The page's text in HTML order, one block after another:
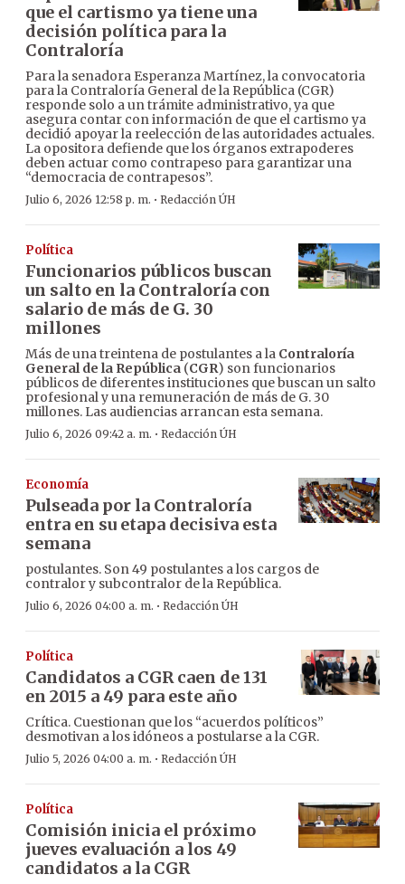
que el cartismo ya tiene una
decisión política para la
Contraloría
Para la senadora Esperanza Martínez, la convocatoria
para la Contraloría General de la República (CGR)
responde solo a un trámite administrativo, ya que
asegura contar con información de que el cartismo ya
decidió apoyar la reelección de las autoridades actuales.
La opositora defiende que los órganos extrapoderes
deben actuar como contrapeso para garantizar una
“democracia de contrapesos”.
Julio 6, 2026 12:58 p. m. · Redacción ÚH
Política
Funcionarios públicos buscan
un salto en la Contraloría con
salario de más de G. 30
millones
Más de una treintena de postulantes a la Contraloría
General de la República (CGR) son funcionarios
públicos de diferentes instituciones que buscan un salto
profesional y una remuneración de más de G. 30
millones. Las audiencias arrancan esta semana.
Julio 6, 2026 09:42 a. m. · Redacción ÚH
Economía
Pulseada por la Contraloría
entra en su etapa decisiva esta
semana
postulantes. Son 49 postulantes a los cargos de
contralor y subcontralor de la República.
Julio 6, 2026 04:00 a. m. · Redacción ÚH
Política
Candidatos a CGR caen de 131
en 2015 a 49 para este año
Crítica. Cuestionan que los “acuerdos políticos”
desmotivan a los idóneos a postularse a la CGR.
Julio 5, 2026 04:00 a. m. · Redacción ÚH
Política
Comisión inicia el próximo
jueves evaluación a los 49
candidatos a la CGR